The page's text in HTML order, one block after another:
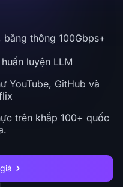
thông 100Gbps+
luyện LLM
YouTube, GitHub và
trên khắp 100+ quốc